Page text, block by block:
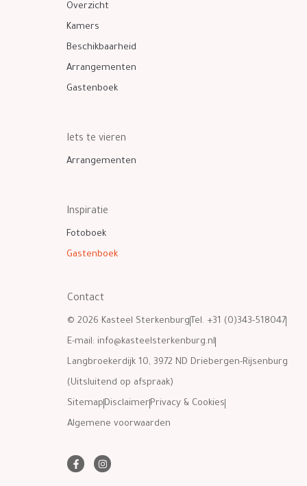
Overzicht
Kamers
Beschikbaarheid
Arrangementen
Gastenboek
Iets te vieren
Arrangementen
Inspiratie
Fotoboek
Gastenboek
Contact
© 2026 Kasteel Sterkenburg Tel. +31 (0)343-518047
E-mail: info@kasteelsterkenburg.nl
Langbroekerdijk 10, 3972 ND Driebergen-Rijsenburg
(Uitsluitend op afspraak)
Sitemap Disclaimer Privacy & Cookies
Algemene voorwaarden
F
a
I
n